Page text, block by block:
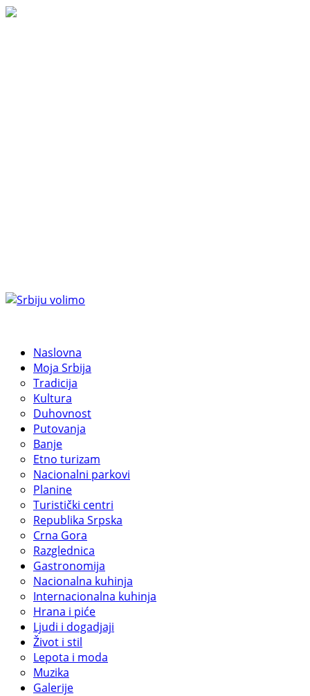
Naslovna
Moja Srbija
Tradicija
Kultura
Duhovnost
Putovanja
Banje
Etno turizam
Nacionalni parkovi
Planine
Turistički centri
Republika Srpska
Crna Gora
Razglednica
Gastronomija
Nacionalna kuhinja
Internacionalna kuhinja
Hrana i piće
Ljudi i dogadjaji
Život i stil
Lepota i moda
Muzika
Galerije